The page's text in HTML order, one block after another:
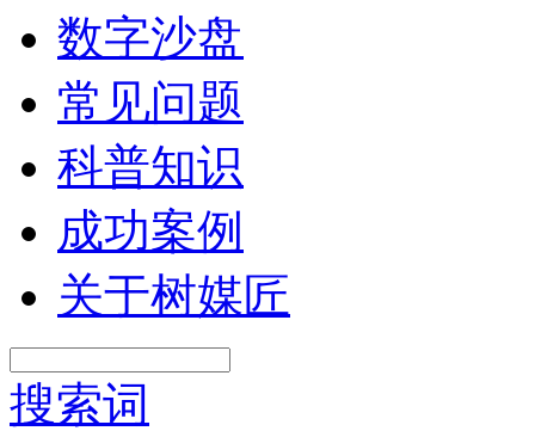
数字沙盘
常见问题
科普知识
成功案例
关于树媒匠
搜索词